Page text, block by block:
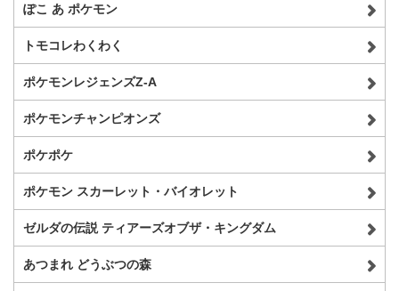
ぽこ あ ポケモン
トモコレわくわく
ポケモンレジェンズZ-A
ポケモンチャンピオンズ
ポケポケ
ポケモン スカーレット・バイオレット
ゼルダの伝説 ティアーズオブザ・キングダム
あつまれ どうぶつの森